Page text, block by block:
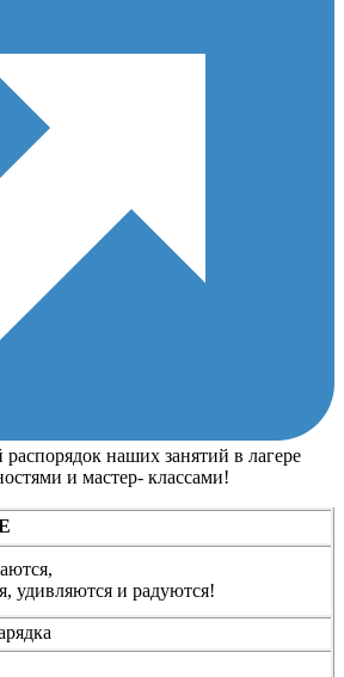
наших занятий в лагере
и мастер- классами!
удивляются и радуются!